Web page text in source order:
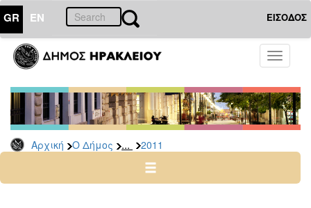
GR EN ΕΙΣΟΔΟΣ
Toggle
Αρχική Ο Δήμος ... 2011
ΔΗΜΟΣ
Δελτία
Τύπου
Αρχείο
2026
2024